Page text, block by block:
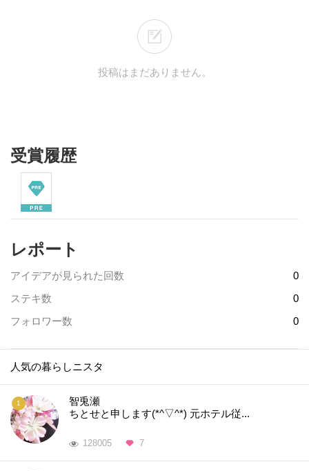
投稿はまだありません。
受賞履歴
レポート
アイデアが見られた回数
0
ステキ数
0
フォロワー数
0
人気の暮らしニスタ
智兎瀬
ちとせと申します(*^▽^*) 元ホテル従...
128005 7